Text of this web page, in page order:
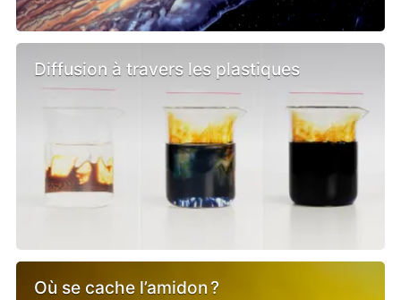
Diffusion à travers les plastiques
Où se cache l’amidon ?